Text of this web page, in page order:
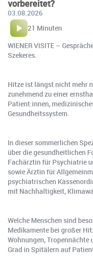
vorbereitet?
03.08.2026
21 Minuten
WIENER VISITE –
Szekeres.
Hitze ist längst nicht mehr
zunehmend zu einer
Patient:innen,
Gesundheitssystem.
In dieser sommerlichen
über die gesundheitlichen
Fachärztin für Psychiatrie
sowie Ärztin für
psychiatrischen
mit Nachhaltigkeit,
Welche Menschen sind
Medikamente bei großer
Wohnungen, Tropennächte
Grad in Spitälern auf